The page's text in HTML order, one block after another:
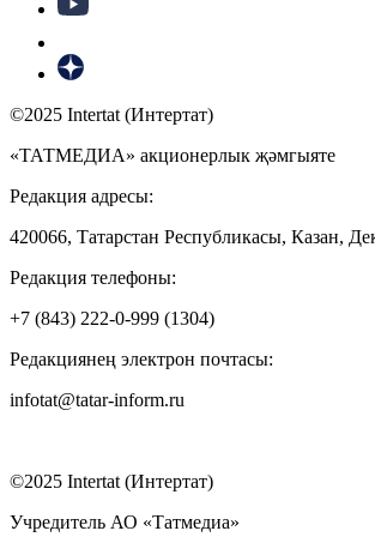
©2025 Intertat (Интертат)
«ТАТМЕДИА» акционерлык җәмгыяте
Редакция адресы:
420066, Татарстан Республикасы, Казан,
Редакция телефоны:
+7 (843) 222-0-999 (1304)
Редакциянең электрон почтасы:
infotat@tatar-inform.ru
©2025 Intertat (Интертат)
Учредитель АО «Татмедиа»